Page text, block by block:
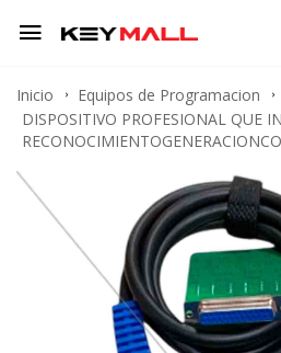
Inicio
Equipos de Programacion
DISPOSITIVO PROFESIONAL QUE